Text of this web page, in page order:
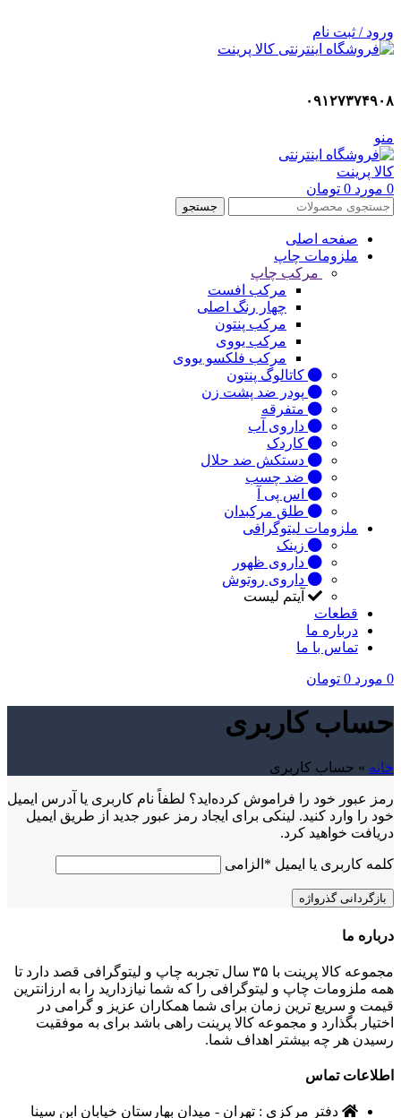
ورود / ثبت نام
۰۹۱۲۷۳۷۴۹۰۸
منو
0 مورد 0 تومان
جستجو
صفحه اصلی
ملزومات چاپ
مرکب چاپ
مرکب افست
چهار رنگ اصلی
مرکب پنتون
مرکب یووی
مرکب فلکسو یووی
کاتالوگ پنتون
پودر ضد پشت زن
متفرقه
داروی آب
کاردک
دستکش ضد حلال
ضد چسب
اس پی آ
طلق مرکبدان
ملزومات لیتوگرافی
زینک
داروی ظهور
داروی روتوش
آیتم لیست
قطعات
درباره ما
تماس با ما
0 مورد 0 تومان
حساب کاربری
خانه » حساب کاربری
رمز عبور خود را فراموش کرده‌اید؟ لطفاً نام کاربری یا آدرس ایمیل
خود را وارد کنید. لینکی برای ایجاد رمز عبور جدید از طریق ایمیل
دریافت خواهید کرد.
کلمه کاربری یا ایمیل * الزامی
بازگردانی گذرواژه
درباره ما
مجموعه کالا پرینت با ۳۵ سال تجربه چاپ و لیتوگرافی قصد دارد تا
همه ملزومات چاپ و لیتوگرافی را که شما نیازدارید را به ارزانترین
قیمت و سریع ترین زمان برای شما همکاران عزیز و گرامی در
اختیار بگذارد و مجموعه کالا پرینت راهی باشد برای به موفقیت
رسیدن هر چه بیشتر اهداف شما.
اطلاعات تماس
دفتر مرکزی : تهران - میدان بهارستان خیابان ابن سینا